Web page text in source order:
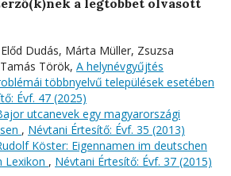
Dudás, Márta Müller, Zsuzsa
Török, A helynévgyűjtés
többnyelvű települések esetében
Évf. 47 (2025)
utcanevek egy magyarországi
, Névtani Értesítő: Évf. 35 (2013)
Köster: Eigennamen im deutschen
Lexikon , Névtani Értesítő: Évf. 37 (2015)